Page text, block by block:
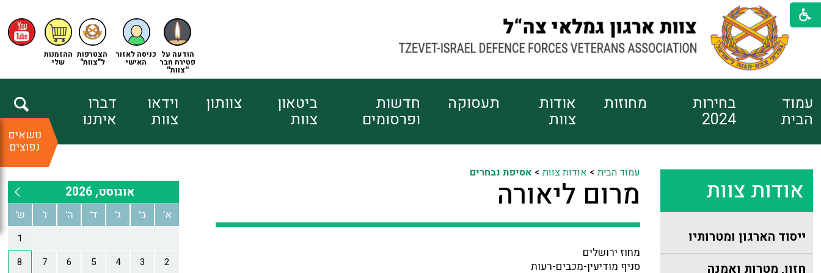
ההזמנות
שלי
הצטרפות
ל"צוות"
כניסה לאזור
האישי
הודעה על
פטירת חבר
''צוות''
עמוד
הבית
בחירות
2024
מחוזות אודות
צוות
תעסוקה חדשות
ופרסומים
ביטאון
צוות
צוותון וידאו
צוות
דברו
איתנו
נושאים
נפוצים
אודות צוות
ייסוד הארגון ומטרותיו
חזון, מטרות ואמנה
עמוד הבית> אודות צוות> אסיפת נבחרים
מרום ליאורה
מחוז ירושלים
סניף מודיעין-מכבים-רעות